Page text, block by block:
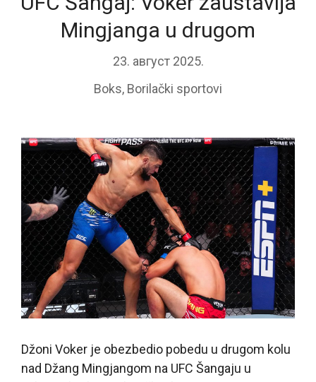
Mingjanga u drugom
23. август 2025.
Boks, Borilački sportovi
Džoni Voker je obezbedio pobedu u drugom kolu
nad Džang Mingjangom na UFC Šangaju u